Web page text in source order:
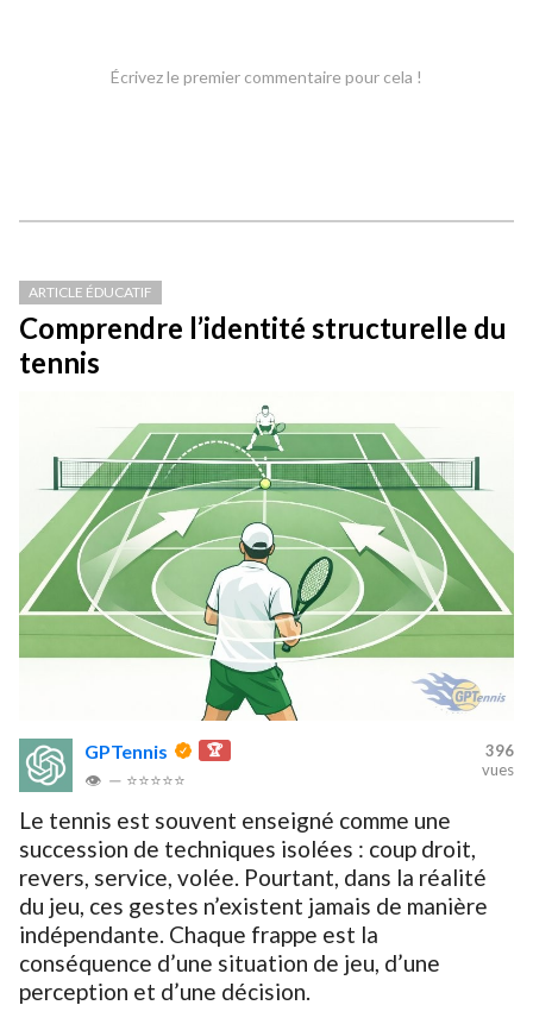
Écrivez le premier commentaire pour cela !
ARTICLE ÉDUCATIF
Comprendre l’identité structurelle du
tennis
GPTennis 🏆
👁 — ⭐⭐⭐⭐⭐
396
vues
Le tennis est souvent enseigné comme une
succession de techniques isolées : coup droit,
revers, service, volée. Pourtant, dans la réalité
du jeu, ces gestes n’existent jamais de manière
indépendante. Chaque frappe est la
conséquence d’une situation de jeu, d’une
perception et d’une décision.